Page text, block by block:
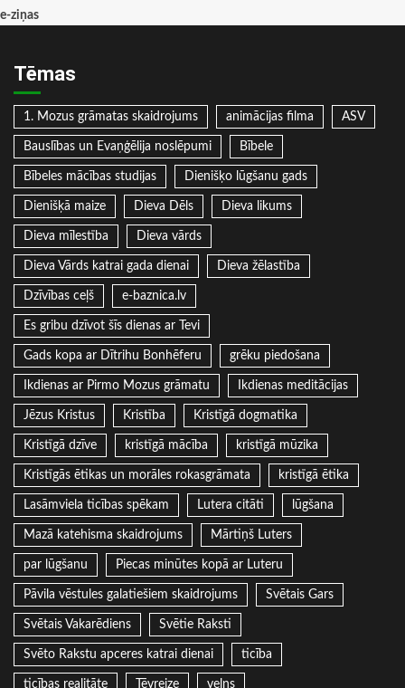
e-ziņas
Tēmas
1. Mozus grāmatas skaidrojums animācijas filma ASV
Bauslības un Evaņģēlija noslēpumi Bībele
Bībeles mācības studijas Dienišķo lūgšanu gads
Dienišķā maize Dieva Dēls Dieva likums
Dieva mīlestība Dieva vārds
Dieva Vārds katrai gada dienai Dieva žēlastība
Dzīvības ceļš e-baznica.lv
Es gribu dzīvot šīs dienas ar Tevi
Gads kopa ar Dītrihu Bonhēferu grēku piedošana
Ikdienas ar Pirmo Mozus grāmatu Ikdienas meditācijas
Jēzus Kristus Kristība Kristīgā dogmatika
Kristīgā dzīve kristīgā mācība kristīgā mūzika
Kristīgās ētikas un morāles rokasgrāmata kristīgā ētika
Lasāmviela ticības spēkam Lutera citāti lūgšana
Mazā katehisma skaidrojums Mārtiņš Luters
par lūgšanu Piecas minūtes kopā ar Luteru
Pāvila vēstules galatiešiem skaidrojums Svētais Gars
Svētais Vakarēdiens Svētie Raksti
Svēto Rakstu apceres katrai dienai ticība
ticības realitāte Tēvreize velns